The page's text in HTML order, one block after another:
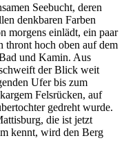
Seebucht, deren
denkbaren Farben
morgens einlädt, ein paar
thront hoch oben auf dem
und Kamin. Aus
der Blick weit
Ufer bis zum
Felsrücken, auf
gedreht wurde.
die ist jetzt
kennt, wird den Berg